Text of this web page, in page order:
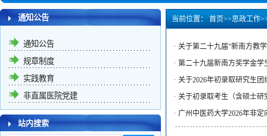
通知公告
通知公告
规章制度
实践教育
非直属医院党建
站内搜索
当前位置： 首页>>思政工作
· 关于第二十九届“新南方教
· 第二十九届新南方奖学金
· 关于2026年初录取研究生
· 关于初录取考生（含硕士
· 广州中医药大学2026年非